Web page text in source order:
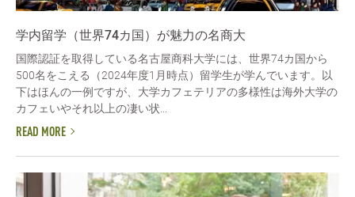
学内留学（世界74カ国）が魅力の名商大
国際認証を取得している名古屋商科大学には、世界74カ国から
500名をこえる（2024年度1月時点）留学生が学んでいます。以
下はほんの一例ですが、大学カフェテリアの多様性は海外大学の
カフェいやそれ以上の凄い状...
READ MORE